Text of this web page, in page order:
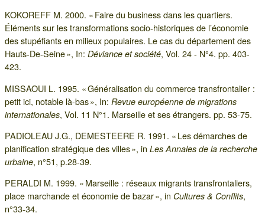
KOKOREFF M. 2000. « Faire du business dans les quartiers.
Éléments sur les transformations socio-historiques de l’économie
des stupéfiants en milieux populaires. Le cas du département des
Hauts-De-Seine », In: Déviance et société, Vol. 24 - N°4. pp. 403-
423.
MISSAOUI L. 1995. « Généralisation du commerce transfrontalier :
petit ici, notable là-bas », In: Revue européenne de migrations
internationales, Vol. 11 N°1. Marseille et ses étrangers. pp. 53-75.
PADIOLEAU J.G., DEMESTEERE R. 1991. « Les démarches de
planification stratégique des villes », in Les Annales de la recherche
urbaine, n°51, p.28-39.
PERALDI M. 1999. « Marseille : réseaux migrants transfrontaliers,
place marchande et économie de bazar », in Cultures & Conflits,
n°33-34.